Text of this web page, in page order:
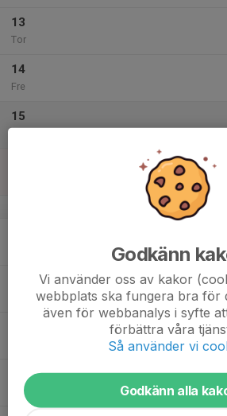
13
Tor
14
Fre
15
v.34
Tor
Godkänn
Vi använder oss av kakor
webbplats ska fungera bra för
även för webbanalys i syfte
förbättra våra
Så använder vi
Godkänn alla